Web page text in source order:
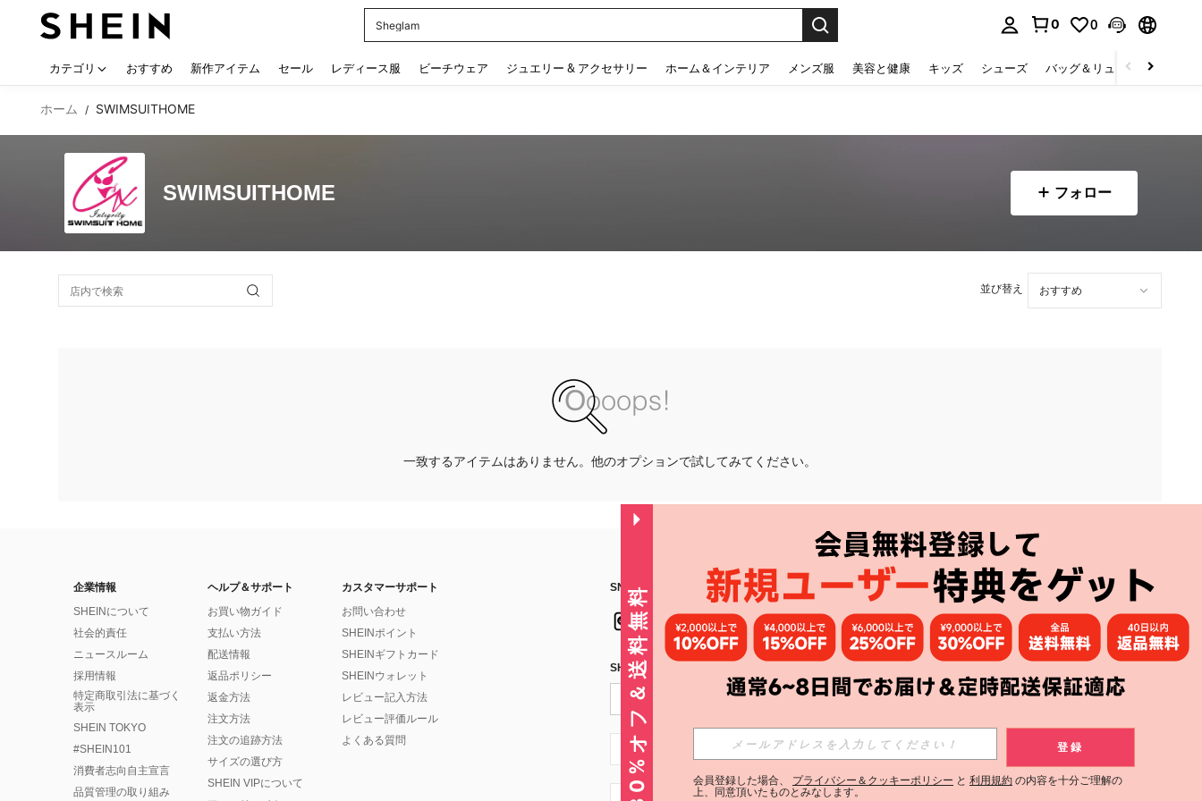
Sheglam
0 0
カテゴリ おすすめ 新作アイテム セール レディース服 ビーチウェア ジュエリー & アクセサリー ホーム＆インテリア メンズ服 美容と健康 キッズ シューズ バッグ＆リュック
ホーム / SWIMSUITHOME
SWIMSUITHOME フォロー
並び替え
一致するアイテムはありません。他のオプションで試してみてください。
企業情報
SHEINについて
社会的責任
ニュースルーム
採用情報
特定商取引法に基づく
表示
SHEIN TOKYO
#SHEIN101
消費者志向自主宣言
品質管理の取り組み
ヘルプ＆サポート
お買い物ガイド
支払い方法
配送情報
返品ポリシー
返金方法
注文方法
注文の追跡方法
サイズの選び方
SHEIN VIPについて
カスタマーサポート
お問い合わせ
SHEINポイント
SHEINギフトカード
SHEINウォレット
レビュー記入方法
レビュー評価ルール
よくある質問
SNSフォローはこちら： アプリ
SHEIN STYLE NEWSを購読する
購読
JP + 81 登録する
30%オフ＆送料無料 登録
会員登録した場合、 プライバシー＆クッキーポリシー と 利用規約 の内容を十分ご理解の
上、同意頂いたものとみなします。